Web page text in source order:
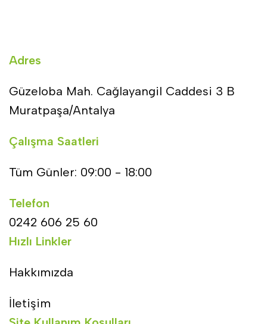
Adres
Güzeloba Mah. Cağlayangil Caddesi 3 B
Muratpaşa/Antalya
Çalışma Saatleri
Tüm Günler: 09:00 - 18:00
Telefon
0242 606 25 60
Hızlı Linkler
Hakkımızda
İletişim